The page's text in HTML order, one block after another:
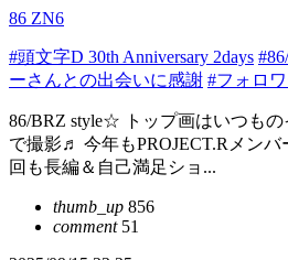
86 ZN6
#頭文字D 30th Anniversary 2days
ーさんとの出会いに感謝 #フォロ
86/BRZ style☆ トップ画はいつも
で撮影♬ 今年もPROJECT.Rメン
回も長編＆自己満足ショ...
thumb_up 856
comment51